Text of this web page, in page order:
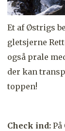
Et af Østrigs
gletsjerne
også prale
der kan
toppen!
Check ind: